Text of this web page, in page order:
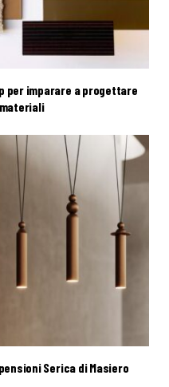
per imparare a progettare
Serica di Masiero